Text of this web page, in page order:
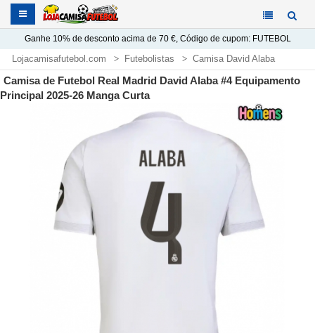
Ganhe 10%de desconto acima de 70 €, Código de cupom: FUTEBOL
Lojacamisafutebol.com Futebolistas Camisa David Alaba
Camisa de Futebol Real Madrid David Alaba #4 Equipamento
Principal 2025-26 Manga Curta